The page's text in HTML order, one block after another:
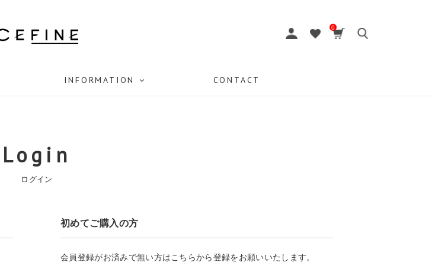
0
INFORMATION CONTACT
Login
ログイン
初めてご購入の方
会員登録がお済みで無い方はこちらから登録をお願いいたします。